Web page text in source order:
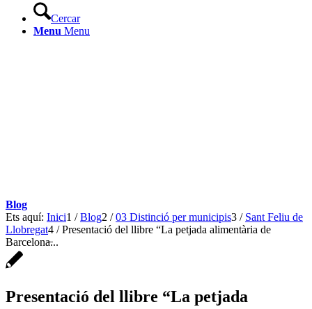
Cercar
Menu Menu
Blog
Ets aquí: Inici1 / Blog2 / 03 Distinció per municipis3 / Sant Feliu de
Llobregat4 / Presentació del llibre “La petjada alimentària de
Barcelona̶...
Presentació del llibre “La petjada